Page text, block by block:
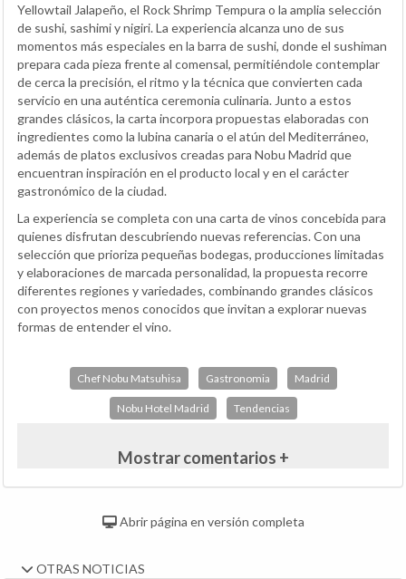
Yellowtail Jalapeño, el Rock Shrimp Tempura o la amplia selección
de sushi, sashimi y nigiri. La experiencia alcanza uno de sus
momentos más especiales en la barra de sushi, donde el sushiman
prepara cada pieza frente al comensal, permitiéndole contemplar
de cerca la precisión, el ritmo y la técnica que convierten cada
servicio en una auténtica ceremonia culinaria. Junto a estos
grandes clásicos, la carta incorpora propuestas elaboradas con
ingredientes como la lubina canaria o el atún del Mediterráneo,
además de platos exclusivos creadas para Nobu Madrid que
encuentran inspiración en el producto local y en el carácter
gastronómico de la ciudad.
La experiencia se completa con una carta de vinos concebida para
quienes disfrutan descubriendo nuevas referencias. Con una
selección que prioriza pequeñas bodegas, producciones limitadas
y elaboraciones de marcada personalidad, la propuesta recorre
diferentes regiones y variedades, combinando grandes clásicos
con proyectos menos conocidos que invitan a explorar nuevas
formas de entender el vino.
Chef Nobu Matsuhisa Gastronomia Madrid
Nobu Hotel Madrid Tendencias
Mostrar comentarios +
Abrir página en versión completa
OTRAS NOTICIAS